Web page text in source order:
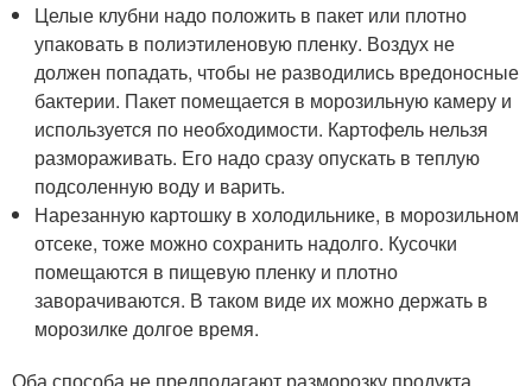
Целые клубни надо положить в пакет или плотно
упаковать в полиэтиленовую пленку. Воздух не
должен попадать, чтобы не разводились вредоносные
бактерии. Пакет помещается в морозильную камеру и
используется по необходимости. Картофель нельзя
размораживать. Его надо сразу опускать в теплую
подсоленную воду и варить.
Нарезанную картошку в холодильнике, в морозильном
отсеке, тоже можно сохранить надолго. Кусочки
помещаются в пищевую пленку и плотно
заворачиваются. В таком виде их можно держать в
морозилке долгое время.